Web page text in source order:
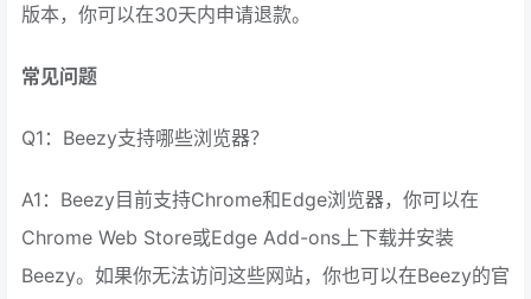
版本，你可以在30天内申请退款。
常见问题
Q1：Beezy支持哪些浏览器？
A1：Beezy目前支持Chrome和Edge浏览器，你可以在
Chrome Web Store或Edge Add-ons上下载并安装
Beezy。如果你无法访问这些网站，你也可以在Beezy的官